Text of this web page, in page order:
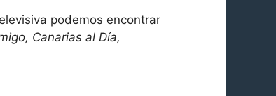
podemos encontrar
Canarias al Día,